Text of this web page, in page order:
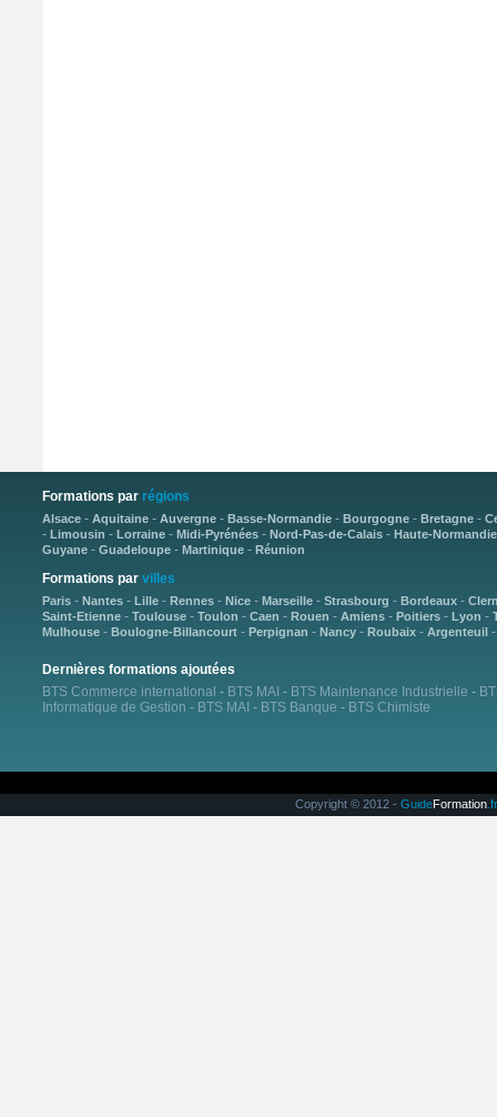
Formations par régions
Alsace- Aquitaine- Auvergne- Basse-Normandie- Bourgogne- Bretagne-
- Limousin - Lorraine- Midi-Pyrénées- Nord-Pas-de-Calais- Haute-Normandie
Guyane- Guadeloupe- Martinique- Réunion
Formations par villes
Paris- Nantes- Lille- Rennes- Nice- Marseille- Strasbourg - Bordeaux-
Saint-Etienne- Toulouse- Toulon - Caen - Rouen - Amiens- Poitiers- Lyon -
Mulhouse- Boulogne-Billancourt- Perpignan - Nancy- Roubaix- Argenteuil
Dernières formations ajoutées
BTS Commerce international - BTS MAI - BTS Maintenance Industrielle -
Informatique de Gestion - BTS MAI - BTS Banque - BTS Chimiste
Copyright © 2012 - GuideFormation.fr